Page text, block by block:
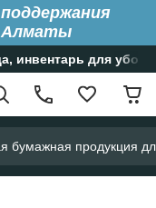
инвентарь для
бумажная продукция